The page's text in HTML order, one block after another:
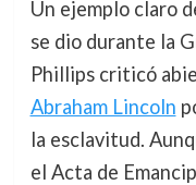
Un ejemplo claro
se dio durante la
Phillips criticó
Abraham Lincoln
la esclavitud.
el Acta de